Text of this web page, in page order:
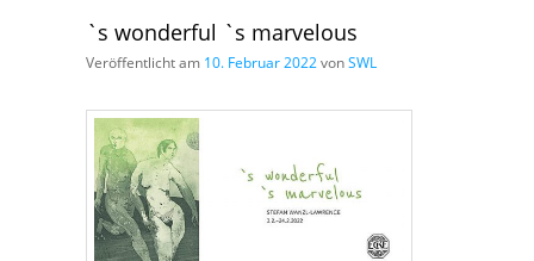
`s wonderful `s marvelous
Veröffentlicht am 10. Februar 2022vonSWL